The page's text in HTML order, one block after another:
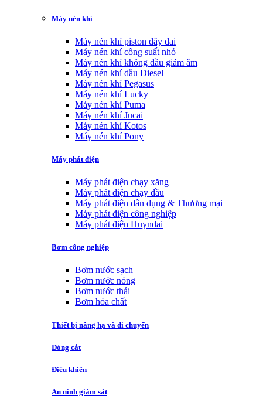
Máy nén khí
Máy nén khí piston dây đai
Máy nén khí công suất nhỏ
Máy nén khí không dầu giảm âm
Máy nén khí dầu Diesel
Máy nén khí Pegasus
Máy nén khí Lucky
Máy nén khí Puma
Máy nén khí Jucai
Máy nén khí Kotos
Máy nén khí Pony
Máy phát điện
Máy phát điện chạy xăng
Máy phát điện chạy dầu
Máy phát điện dân dụng & Thương mại
Máy phát điện công nghiệp
Máy phát điện Huyndai
Bơm công nghiệp
Bơm nước sạch
Bơm nước nóng
Bơm nước thải
Bơm hóa chất
Thiết bị nâng hạ và di chuyển
Đóng cắt
Điều khiển
An ninh giám sát